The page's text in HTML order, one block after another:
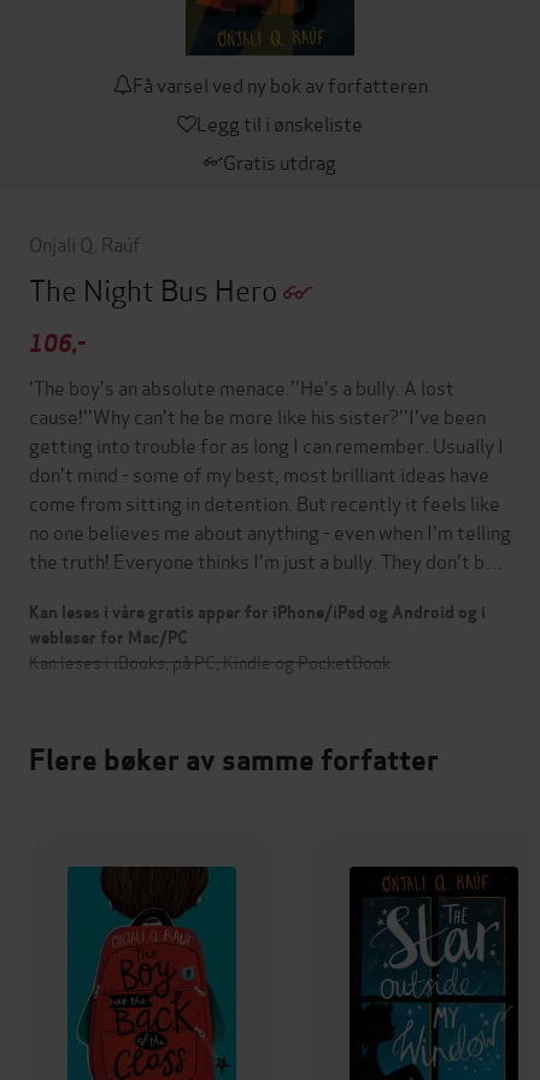
Få varsel ved ny bok av forfatteren
Legg til i ønskeliste
Gratis utdrag
Onjali Q. Raúf
The Night Bus Hero
106,-
'The boy's an absolute menace.''He's a bully. A lost
cause!''Why can't he be more like his sister?''I've been
getting into trouble for as long I can remember. Usually I
don't mind - some of my best, most brilliant ideas have
come from sitting in detention. But recently it feels like
no one believes me about anything - even when I'm telling
the truth! Everyone thinks I'm just a bully. They don't b…
Kan leses i våre gratis apper for iPhone/iPad og Android og i
webleser for Mac/PC
Kan leses i iBooks, på PC, Kindle og PocketBook
Flere bøker av samme forfatter